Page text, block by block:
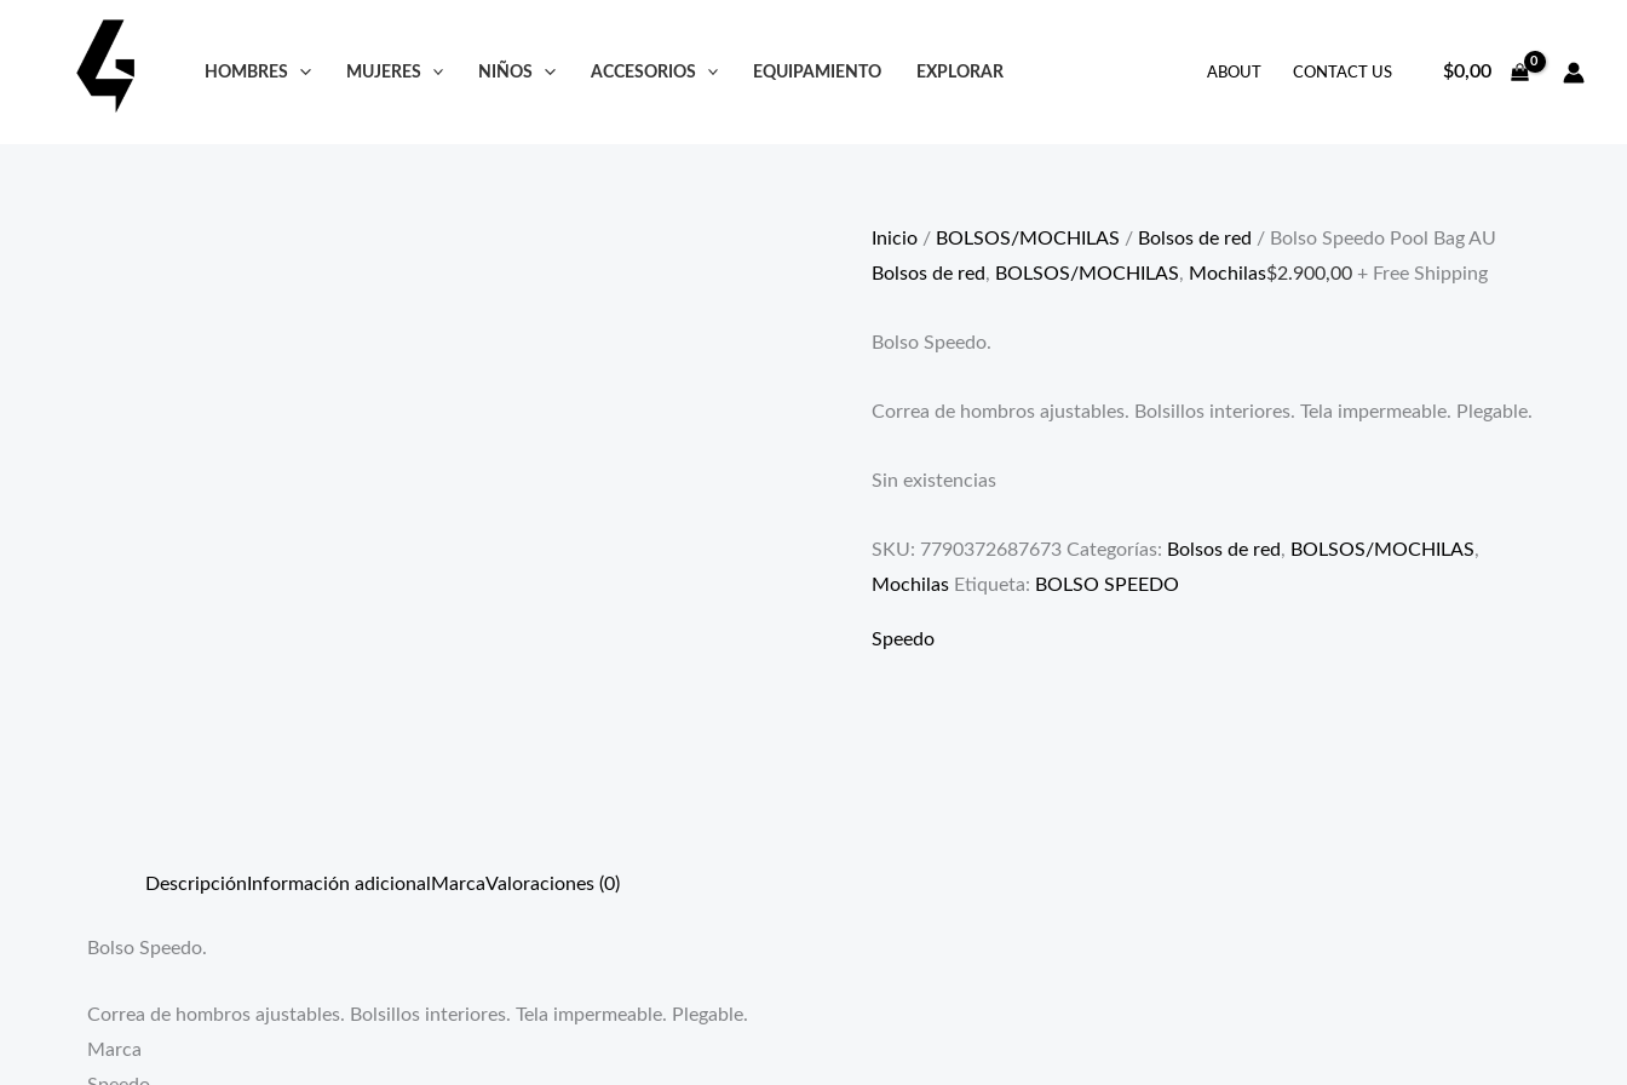
contenido
HOMBRES MUJERES NIÑOS ACCESORIOS EQUIPAMIENTO EXPLORAR ABOUT CONTACT US $0,00
Inicio / BOLSOS/MOCHILAS / Bolsos de red / Bolso Speedo Pool Bag AU
Bolsos de red, BOLSOS/MOCHILAS, Mochilas$2.900,00 + Free Shipping
Bolso Speedo.
Correa de hombros ajustables. Bolsillos interiores. Tela impermeable. Plegable.
Sin existencias
SKU: 7790372687673 Categorías: Bolsos de red, BOLSOS/MOCHILAS,
Mochilas Etiqueta: BOLSO SPEEDO
Speedo
Descripción Información adicional MarcaValoraciones (0)
Bolso Speedo.
Correa de hombros ajustables. Bolsillos interiores. Tela impermeable. Plegable.
Marca